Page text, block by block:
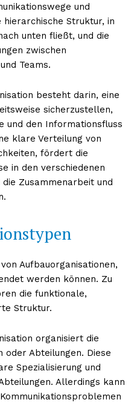
und
hierarchische Struktur, in
unten fließt, und die
zwischen
Teams.
besteht darin, eine
sicherzustellen,
und den Informationsfluss
klare Verteilung von
fördert die
in den verschiedenen
Zusammenarbeit und
Aufbauorganisationen,
werden können. Zu
die funktionale,
Struktur.
organisiert die
oder Abteilungen. Diese
Spezialisierung und
Allerdings kann